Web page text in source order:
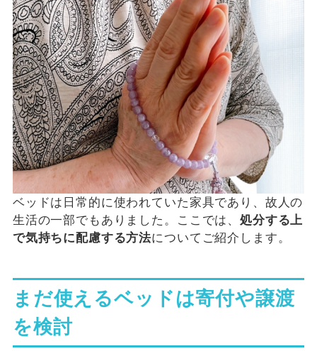
ベッドは日常的に使われていた家具であり、故人の
生活の一部でもありました。ここでは、処分する上
で気持ちに配慮する方法についてご紹介します。
まだ使えるベッドは寄付や譲渡
を検討